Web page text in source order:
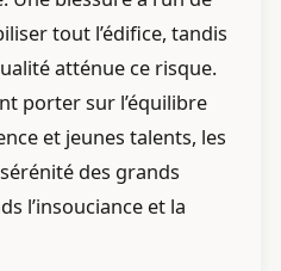
tout l’édifice, tandis
atténue ce risque.
porter sur l’équilibre
et jeunes talents, les
des grands
l’insouciance et la